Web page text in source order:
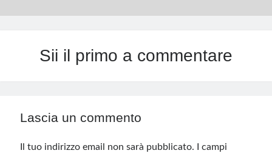
Sii il primo a commentare
Lascia un commento
Il tuo indirizzo email non sarà pubblicato.
I campi